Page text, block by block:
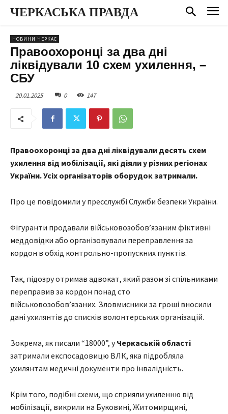
ЧЕРКАСЬКА ПРАВДА
НОВИНИ ЧЕРКАС
Правоохоронці за два дні
ліквідували 10 схем ухилення, –
СБУ
20.01.2025 0 147
Правоохоронці за два дні ліквідували десять схем
ухилення від мобілізації, які діяли у різних регіонах
України. Усіх організаторів оборудок затримали.
Про це повідомили у пресслужбі Служби безпеки України.
Фігуранти продавали військовозобов’язаним фіктивні
меддовідки або організовували переправлення за
кордон в обхід контрольно-пропускних пунктів.
Так, підозру отримав адвокат, який разом зі спільниками
переправив за кордон понад сто
військовозобов’язаних. Зловмисники за гроші вносили
дані ухилянтів до списків волонтерських організацій.
Зокрема, як писали “18000”, уЧеркаській області
затримали експосадовицю ВЛК, яка підробляла
ухилянтам медичні документи про інвалідність.
Крім того, подібні схеми, що сприяли ухиленню від
мобілізації, викрили на Буковині, Житомирщині,